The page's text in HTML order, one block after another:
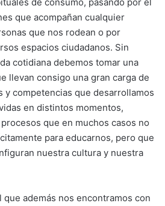
que acompañan cualquier
que nos rodean o por
espacios ciudadanos. Sin
cotidiana debemos tomar una
llevan consigo una gran carga de
y competencias que desarrollamos
en distintos momentos,
que en muchos casos no
para educarnos, pero que
nuestra cultura y nuestra
además nos encontramos con